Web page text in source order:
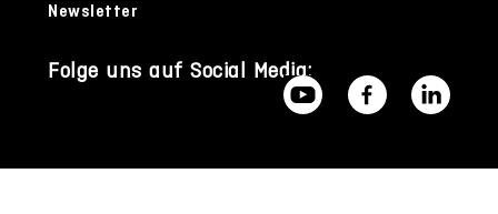
Newsletter
Folge uns auf Social Media: